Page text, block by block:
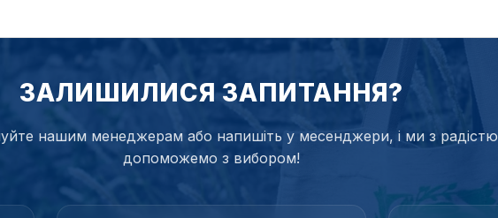
ЗАЛИШИЛИСЯ ЗАПИТАННЯ?
нашим менеджерам або напишіть у месенджери, і ми з радістю
допоможемо з вибором!